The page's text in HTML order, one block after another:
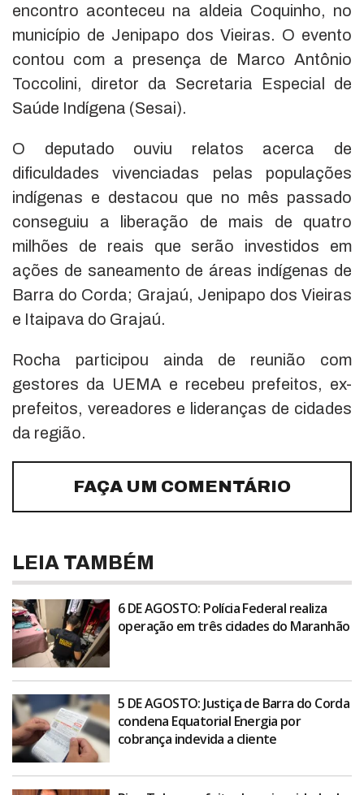
encontro aconteceu na aldeia Coquinho, no
município de Jenipapo dos Vieiras. O evento
contou com a presença de Marco Antônio
Toccolini, diretor da Secretaria Especial de
Saúde Indígena (Sesai).
O deputado ouviu relatos acerca de
dificuldades vivenciadas pelas populações
indígenas e destacou que no mês passado
conseguiu a liberação de mais de quatro
milhões de reais que serão investidos em
ações de saneamento de áreas indígenas de
Barra do Corda; Grajaú, Jenipapo dos Vieiras
e Itaipava do Grajaú.
Rocha participou ainda de reunião com
gestores da UEMA e recebeu prefeitos, ex-
prefeitos, vereadores e lideranças de cidades
da região.
FAÇA UM COMENTÁRIO
LEIA TAMBÉM
6 DE AGOSTO: Polícia Federal realiza
operação em três cidades do Maranhão
5 DE AGOSTO: Justiça de Barra do Corda
condena Equatorial Energia por
cobrança indevida a cliente